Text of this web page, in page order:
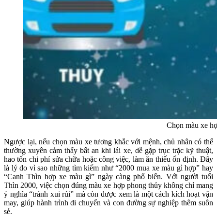
Chọn màu xe
Ngược lại, nếu chọn màu xe tương khắc với mệnh, chủ nhân có thể
thường xuyên cảm thấy bất an khi lái xe, dễ gặp trục trặc kỹ thuật,
hao tốn chi phí sửa chữa hoặc công việc, làm ăn thiếu ổn định. Đây
là lý do vì sao những tìm kiếm như“2000 mua xe màu gì hợp” hay
“Canh Thìn hợp xe màu gì” ngày càng phổ biến. Với người tuổi
Thìn 2000, việc chọn đúng màu xe hợp phong thủy không chỉ mang
ý nghĩa “tránh xui rủi” mà còn được xem là một cách kích hoạt vận
may, giúp hành trình di chuyển và con đường sự nghiệp thêm suôn
sẻ.